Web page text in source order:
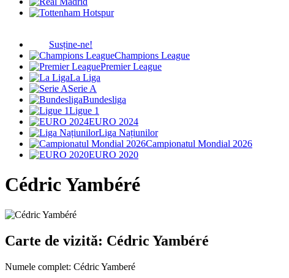
Susține-ne!
Champions League
Premier League
La Liga
Serie A
Bundesliga
Ligue 1
EURO 2024
Liga Națiunilor
Campionatul Mondial 2026
EURO 2020
Cédric Yambéré
Carte de vizită: Cédric Yambéré
Numele complet: Cédric Yamberé